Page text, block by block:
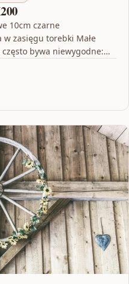
10cm czarne
zasięgu torebki Małe
bywa niewygodne: